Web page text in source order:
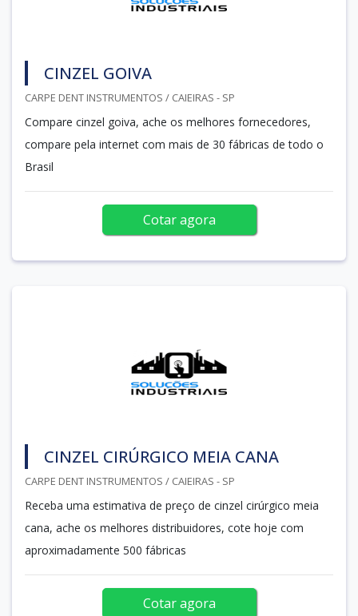
CINZEL GOIVA
CARPE DENT INSTRUMENTOS / CAIEIRAS - SP
Compare cinzel goiva, ache os melhores fornecedores,
compare pela internet com mais de 30 fábricas de todo o
Brasil
Cotar agora
CINZEL CIRÚRGICO MEIA CANA
CARPE DENT INSTRUMENTOS / CAIEIRAS - SP
Receba uma estimativa de preço de cinzel cirúrgico meia
cana, ache os melhores distribuidores, cote hoje com
aproximadamente 500 fábricas
Cotar agora